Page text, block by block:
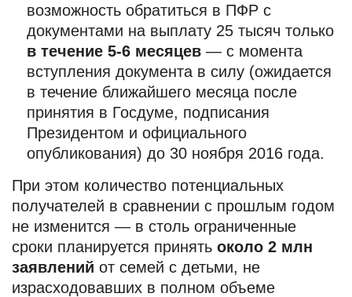
возможность обратиться в ПФР с
документами на выплату 25 тысяч только
в течение 5-6 месяцев — с момента
вступления документа в силу (ожидается
в течение ближайшего месяца после
принятия в Госдуме, подписания
Президентом и официального
опубликования) до 30 ноября 2016 года.
При этом количество потенциальных
получателей в сравнении с прошлым годом
не изменится — в столь ограниченные
сроки планируется принять около 2 млн
заявлений от семей с детьми, не
израсходовавших в полном объеме